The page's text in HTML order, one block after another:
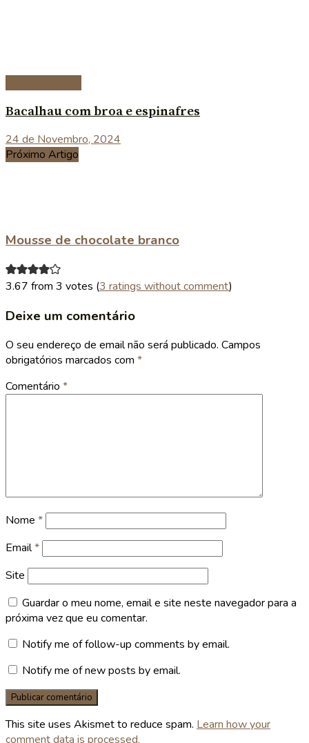
Bacalhau com broa e espinafres
24 de Novembro, 2024
Próximo Artigo
Mousse de chocolate branco
3.67 from 3 votes (3 ratings without comment)
Deixe um comentário
O seu endereço de email não será publicado. Campos
obrigatórios marcados com *
Comentário *
Nome *
Email*
Site
Guardar o meu nome, email e site neste navegador para a
próxima vez que eu comentar.
Notify me of follow-up comments by email.
Notify me of new posts by email.
This site uses Akismet to reduce spam. Learn how your
comment data is processed.